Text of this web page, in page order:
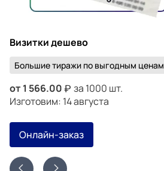
Визитки дешево
Большие тиражи по выгодным ценам
от 1 566.00
за 1000 шт.
Изготовим: 14 августа
Онлайн-заказ